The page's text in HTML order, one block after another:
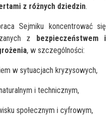
z różnych dziedzin.
Sejmiku koncentrować się
z
bezpieczeństwem i
, w szczególności:
w sytuacjach kryzysowych,
i technicznym,
społecznym i cyfrowym,